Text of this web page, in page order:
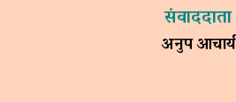
संवाददाता
अनुप आचार्य